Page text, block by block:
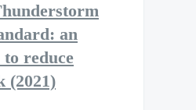
an
reduce
(2021)